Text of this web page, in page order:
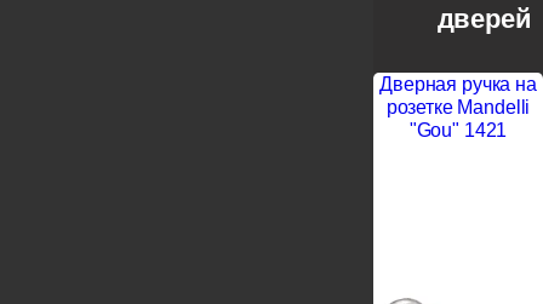
дверей
Дверная ручка на
розетке Mandelli
"Gou" 1421